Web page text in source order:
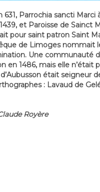
Parrochia sancti Marci
et Paroisse de Sainct
pour saint patron Saint
de Limoges nommait
Une communauté
en 1486, mais elle
était seigneur
: Lavaud de
Royère